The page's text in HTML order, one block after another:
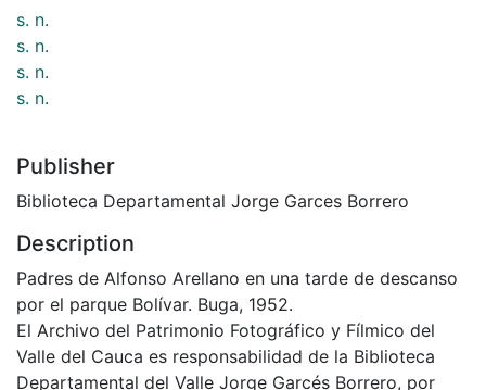
s. n.
s. n.
s. n.
s. n.
Publisher
Biblioteca Departamental Jorge Garces Borrero
Description
Padres de Alfonso Arellano en una tarde de descanso
por el parque Bolívar. Buga, 1952.
El Archivo del Patrimonio Fotográfico y Fílmico del
Valle del Cauca es responsabilidad de la Biblioteca
Departamental del Valle Jorge Garcés Borrero, por